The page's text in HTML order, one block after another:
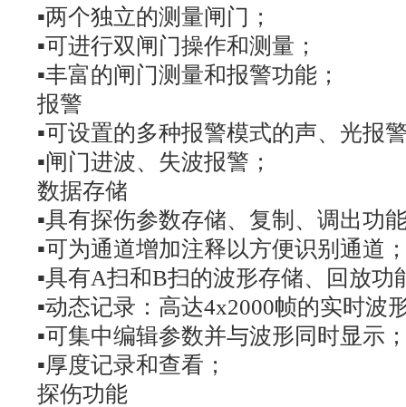
▪两个独立的测量闸门；
▪可进行双闸门操作和测量；
▪丰富的闸门测量和报警功能；
报警
▪可设置的多种报警模式的声、光报
▪闸门进波、失波报警；
数据存储
▪具有探伤参数存储、复制、调出功
▪可为通道增加注释以方便识别通道
▪具有A扫和B扫的波形存储、回放功
▪动态记录：高达4x2000帧的实时波
▪可集中编辑参数并与波形同时显示
▪厚度记录和查看；
探伤功能